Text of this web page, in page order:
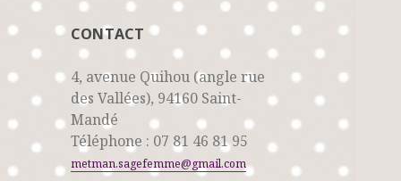
CONTACT
4, avenue Quihou (angle rue
des Vallées), 94160 Saint-
Mandé
Téléphone : 07 81 46 81 95
metman.sagefemme@gmail.com